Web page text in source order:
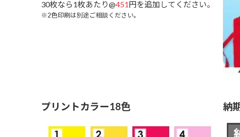
30枚なら1枚あたり@451円を追加してください。
※2色印刷は別途ご相談ください。
プリントカラー18色 納